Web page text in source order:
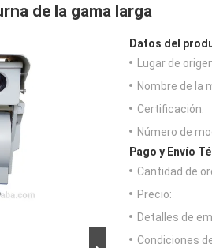
de la gama larga
Datos del
Lugar de
Nombre de la
Certificación:
Número de
Pago y Envío
Cantidad de
Precio:
Detalles de
Condiciones